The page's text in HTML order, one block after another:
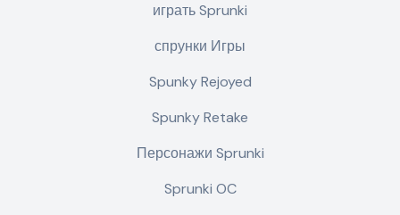
играть Sprunki
спрунки Игры
Spunky Rejoyed
Spunky Retake
Персонажи Sprunki
Sprunki OC